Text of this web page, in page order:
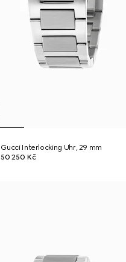
Gucci Interlocking Uhr, 29 mm
50 250 Kč